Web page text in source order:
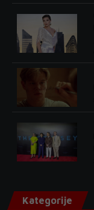
Kategorije